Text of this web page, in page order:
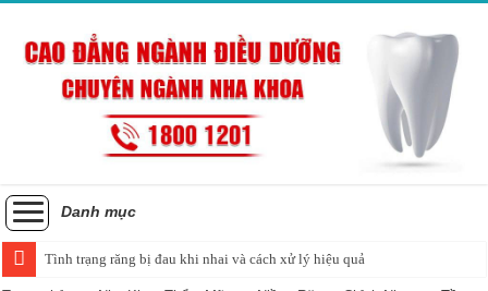
Danh mục
Tình trạng răng bị đau khi nhai và cách xử lý hiệu quả